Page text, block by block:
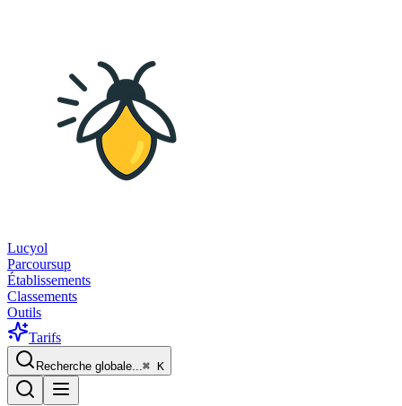
Lucyol
Parcoursup
Établissements
Classements
Outils
Tarifs
Recherche globale...⌘ K